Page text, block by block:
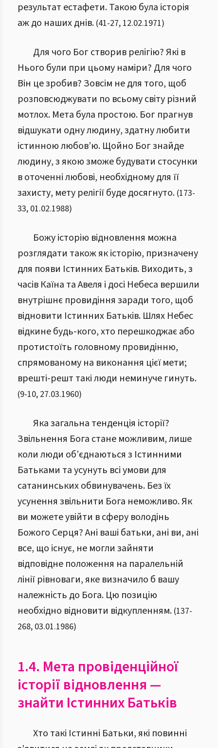
результат естафети. Такою була історія
аж до наших днів. (41-27, 12.02.1971)
Для чого Бог створив релігію? Які в
Нього були при цьому наміри? Для чого
Він це зробив? Зовсім не для того, щоб
розповсюджувати по всьому світу різний
мотлох. Мета була простою. Бог прагнув
відшукати одну людину, здатну любити
істинною любов’ю. Щойно Бог знайде
людину, з якою зможе будувати стосунки
в оточенні любові, необхідному для її
захисту, мету релігії буде досягнуто. (173-
33, 01.02.1988)
Божу історію відновлення можна
розглядати також як історію, призначену
для появи Істинних Батьків. Виходить, з
часів Каїна та Авеля і досі Небеса вершили
внутрішнє провидіння заради того, щоб
відновити Істинних Батьків. Шлях Небес
відкине будь-кого, хто перешкоджає або
протистоїть головному провидінню,
спрямованому на виконання цієї мети;
врешті-решт такі люди неминуче гинуть.
(9-10, 27.03.1960)
Яка загальна тенденція історії?
Звільнення Бога стане можливим, лише
коли люди об’єднаються з Істинними
Батьками та усунуть всі умови для
сатанинських обвинувачень. Без їх
усунення звільнити Бога неможливо. Як
ви можете увійти в сферу володінь
Божого Серця? Ані ваші батьки, ані ви, ані
все, що існує, не могли зайняти
відповідне положення на паралельній
лінії рівноваги, яке визначило б вашу
належність до Бога. Цю позицію
необхідно відновити відкупленням. (137-
268, 03.01.1986)
1.4. Мета провіденційної
історії відновлення —
знайти Істинних Батьків
Хто такі Істинні Батьки, які повинні